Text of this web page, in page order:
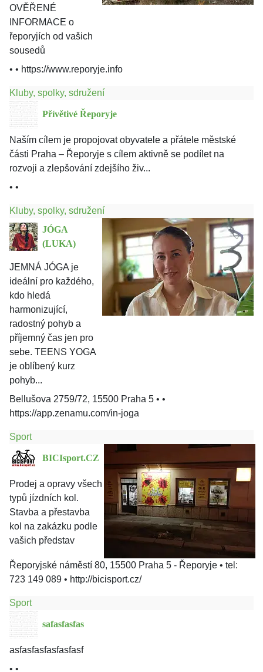
OVĚŘENÉ
INFORMACE o
řeporyjích od vašich
sousedů
• • https://www.reporyje.info
Kluby, spolky, sdružení
Přívětivé Řeporyje
Naším cílem je propojovat obyvatele a přátele městské
části Praha – Řeporyje s cílem aktivně se podílet na
rozvoji a zlepšování zdejšího živ...
• •
Kluby, spolky, sdružení
JÓGA
(LUKA)
JEMNÁ JÓGA je
ideální pro každého,
kdo hledá
harmonizující,
radostný pohyb a
příjemný čas jen pro
sebe. TEENS YOGA
je oblíbený kurz
pohyb...
Bellušova 2759/72, 15500 Praha 5 • •
https://app.zenamu.com/in-joga
Sport
BICIsport.CZ
Prodej a opravy všech
typů jízdních kol.
Stavba a přestavba
kol na zakázku podle
vašich představ
Řeporyjské náměstí 80, 15500 Praha 5 - Řeporyje • tel:
723 149 089 • http://bicisport.cz/
Sport
safasfasfas
asfasfasfasfasfasf
• •